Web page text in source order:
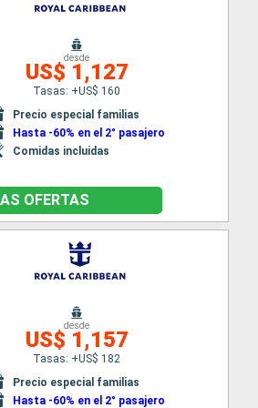
desde
US$ 1,127
Tasas: +US$ 160
Precio especial familias
Hasta -60% en el 2° pasajero
Comidas incluidas
OFERTAS
desde
US$ 1,157
Tasas: +US$ 182
Precio especial familias
Hasta -60% en el 2° pasajero